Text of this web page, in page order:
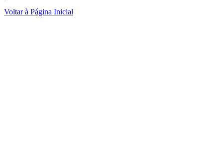
Voltar à Página Inicial